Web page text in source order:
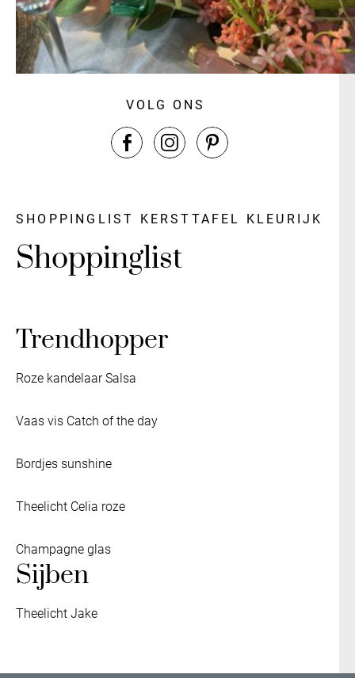
VOLG ONS
SHOPPINGLIST KERSTTAFEL KLEURIJK
Shoppinglist
Trendhopper
Roze kandelaar Salsa
Vaas vis Catch of the day
Bordjes sunshine
Theelicht Celia roze
Champagne glas
Sijben
Theelicht Jake